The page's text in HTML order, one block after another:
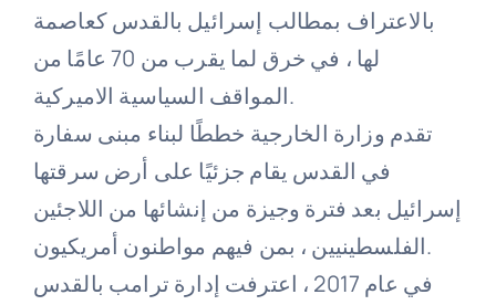
بالاعتراف بمطالب إسرائيل بالقدس كعاصمة
لها ، في خرق لما يقرب من 70 عامًا من
المواقف السياسية الاميركية.
تقدم وزارة الخارجية خططًا لبناء مبنى سفارة
في القدس يقام جزئيًا على أرض سرقتها
إسرائيل بعد فترة وجيزة من إنشائها من اللاجئين
الفلسطينيين ، بمن فيهم مواطنون أمريكيون.
في عام 2017 ، اعترفت إدارة ترامب بالقدس